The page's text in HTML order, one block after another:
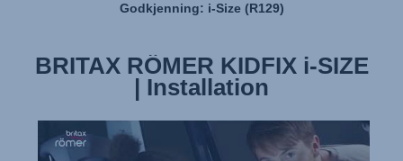
Godkjenning: i-Size (R129)
BRITAX RÖMER KIDFIX i-SIZE
| Installation
BRITAX RÖMER KIDFIX i-SIZE
| Features & Benefits